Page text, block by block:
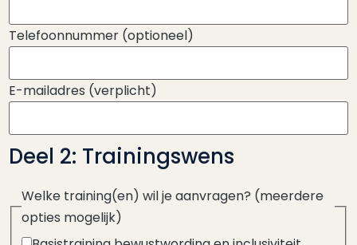
Telefoonnummer (optioneel)
E-mailadres (verplicht)
Deel 2: Trainingswens
Welke training(en) wil je aanvragen? (meerdere
opties mogelijk)